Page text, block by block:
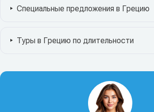
Специальные предложения в Грецию
Туры в Грецию по длительности